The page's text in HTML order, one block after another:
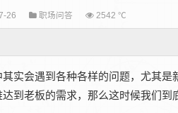
26 职场问答 2542 ℃
实会遇到各种各样的问题，尤其
到老板的需求，那么这时候我们到